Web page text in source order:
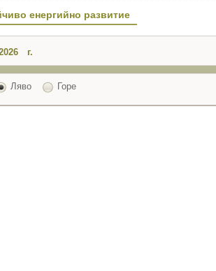
енергийно развитие
г.
Ляво Горе